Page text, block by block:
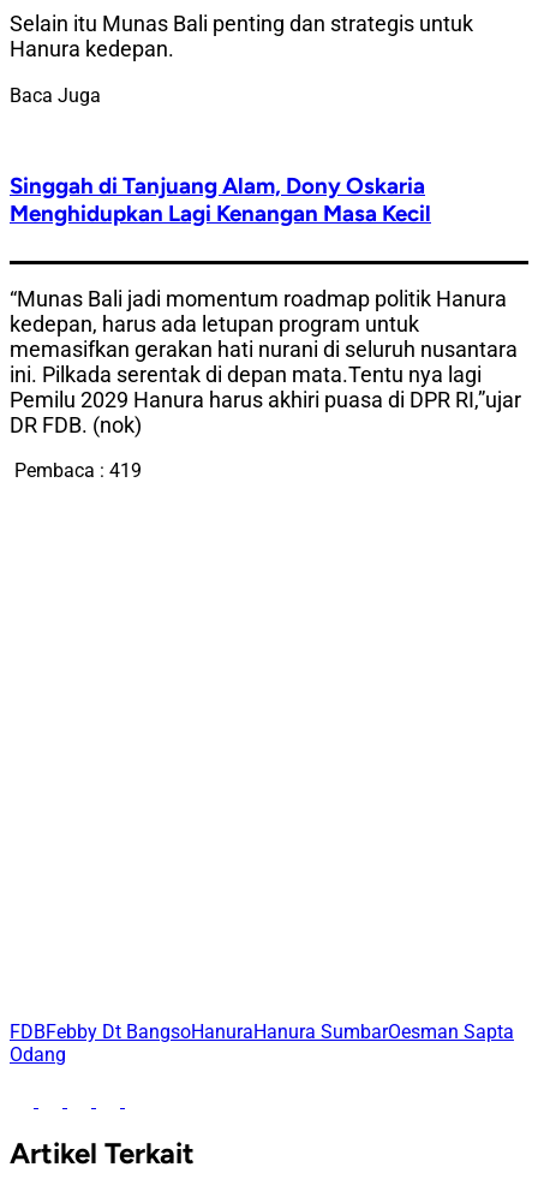
Selain itu Munas Bali penting dan strategis untuk
Hanura kedepan.
Baca Juga
Singgah di Tanjuang Alam, Dony Oskaria
Menghidupkan Lagi Kenangan Masa Kecil
“Munas Bali jadi momentum roadmap politik Hanura
kedepan, harus ada letupan program untuk
memasifkan gerakan hati nurani di seluruh nusantara
ini. Pilkada serentak di depan mata.Tentu nya lagi
Pemilu 2029 Hanura harus akhiri puasa di DPR RI,”ujar
DR FDB. (nok)
Pembaca : 419
FDBFebby Dt BangsoHanuraHanura SumbarOesman Sapta
Odang
Artikel Terkait